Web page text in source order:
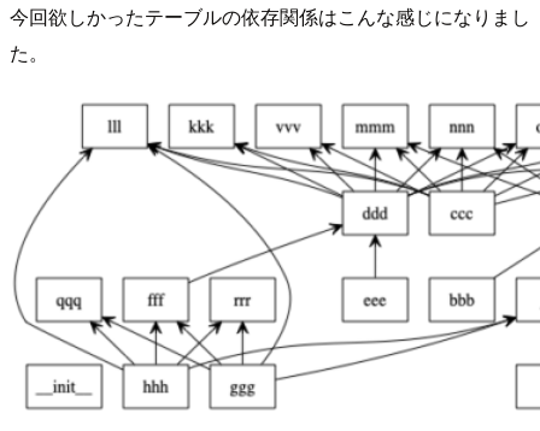
今回欲しかったテーブルの依存関係はこんな感じになりまし
た。